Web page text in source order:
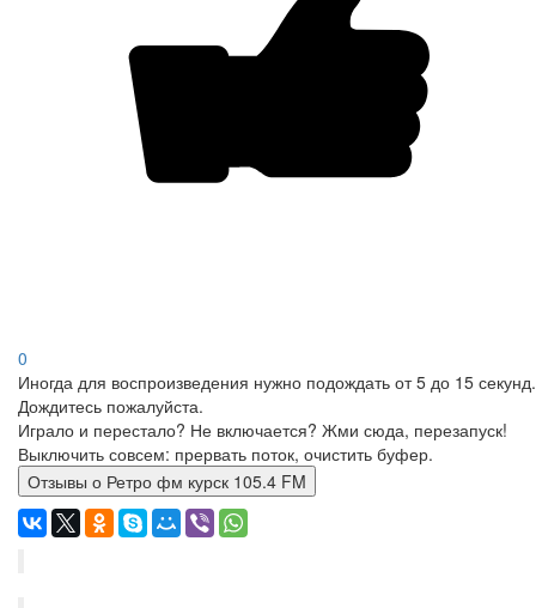
0
Иногда для воспроизведения нужно подождать от 5 до 15 секунд.
Дождитесь пожалуйста.
Играло и перестало? Не включается? Жми сюда, перезапуск!
Выключить совсем: прервать поток, очистить буфер.
Отзывы о Ретро фм курск 105.4 FM